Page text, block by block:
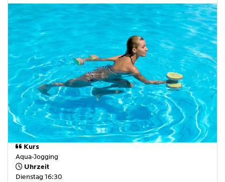
Kurs
Aqua-Jogging
Uhrzeit
Dienstag 16:30